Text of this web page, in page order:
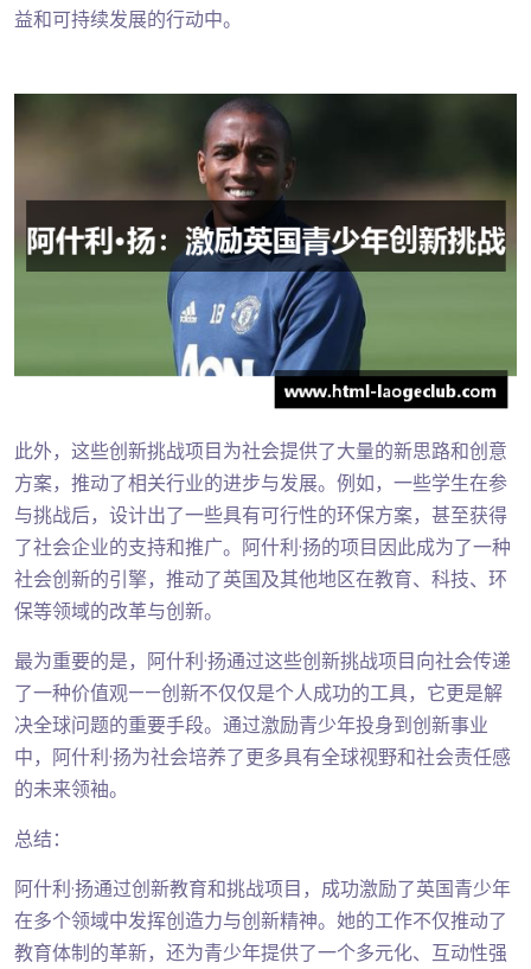
益和可持续发展的行动中。
此外，这些创新挑战项目为社会提供了大量的新思路和创意
方案，推动了相关行业的进步与发展。例如，一些学生在参
与挑战后，设计出了一些具有可行性的环保方案，甚至获得
了社会企业的支持和推广。阿什利·扬的项目因此成为了一种
社会创新的引擎，推动了英国及其他地区在教育、科技、环
保等领域的改革与创新。
最为重要的是，阿什利·扬通过这些创新挑战项目向社会传递
了一种价值观——创新不仅仅是个人成功的工具，它更是解
决全球问题的重要手段。通过激励青少年投身到创新事业
中，阿什利·扬为社会培养了更多具有全球视野和社会责任感
的未来领袖。
总结：
阿什利·扬通过创新教育和挑战项目，成功激励了英国青少年
在多个领域中发挥创造力与创新精神。她的工作不仅推动了
教育体制的革新，还为青少年提供了一个多元化、互动性强